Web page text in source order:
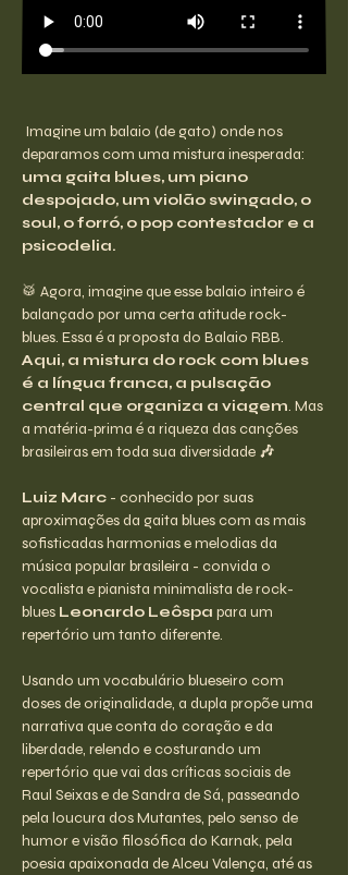
Imagine um balaio (de gato) onde nos
deparamos com uma mistura inesperada:
uma gaita blues, um piano
despojado, um violão swingado, o
soul, o forró, o pop contestador e a
psicodelia.
🥁 Agora, imagine que esse balaio inteiro é
balançado por uma certa atitude rock-
blues. Essa é a proposta do Balaio RBB.
Aqui, a mistura do rock com blues
é a língua franca, a pulsação
central que organiza a viagem. Mas
a matéria-prima é a riqueza das canções
brasileiras em toda sua diversidade 🎶
Luiz Marc - conhecido por suas
aproximações da gaita blues com as mais
sofisticadas harmonias e melodias da
música popular brasileira - convida o
vocalista e pianista minimalista de rock-
blues Leonardo Leôspa para um
repertório um tanto diferente.
Usando um vocabulário blueseiro com
doses de originalidade, a dupla propõe uma
narrativa que conta do coração e da
liberdade, relendo e costurando um
repertório que vai das críticas sociais de
Raul Seixas e de Sandra de Sá, passeando
pela loucura dos Mutantes, pelo senso de
humor e visão filosófica do Karnak, pela
poesia apaixonada de Alceu Valença, até as